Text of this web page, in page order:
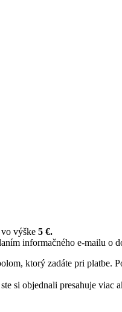
výške 5 €.
informačného e-mailu o
ktorý zadáte pri platbe.
si objednali presahuje viac